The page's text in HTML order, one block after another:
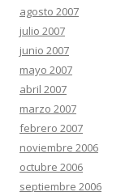
agosto 2007
julio 2007
junio 2007
mayo 2007
abril 2007
marzo 2007
febrero 2007
noviembre 2006
octubre 2006
septiembre 2006